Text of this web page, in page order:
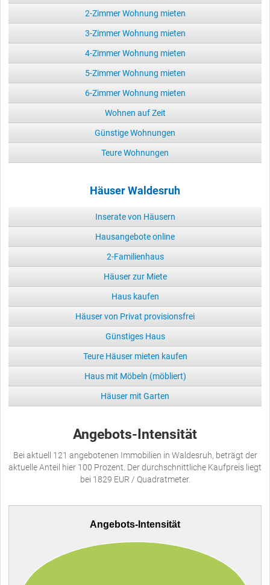
2-Zimmer Wohnung mieten
3-Zimmer Wohnung mieten
4-Zimmer Wohnung mieten
5-Zimmer Wohnung mieten
6-Zimmer Wohnung mieten
Wohnen auf Zeit
Günstige Wohnungen
Teure Wohnungen
Häuser Waldesruh
Inserate von Häusern
Hausangebote online
2-Familienhaus
Häuser zur Miete
Haus kaufen
Häuser von Privat provisionsfrei
Günstiges Haus
Teure Häuser mieten kaufen
Haus mit Möbeln (möbliert)
Häuser mit Garten
Angebots-Intensität
Bei aktuell 121 angebotenen Immobilien in Waldesruh, beträgt der
aktuelle Anteil hier 100 Prozent. Der durchschnittliche Kaufpreis liegt
bei 1829 EUR / Quadratmeter.
Angebots-Intensität